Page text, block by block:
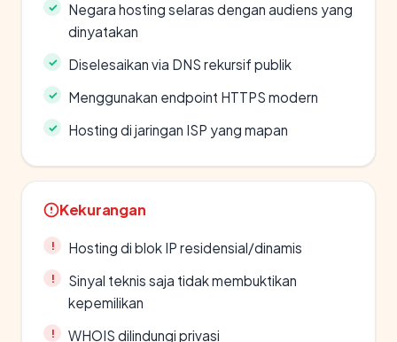
Negara hosting selaras dengan audiens yang
dinyatakan
Diselesaikan via DNS rekursif publik
Menggunakan endpoint HTTPS modern
Hosting di jaringan ISP yang mapan
Kekurangan
Hosting di blok IP residensial/dinamis
Sinyal teknis saja tidak membuktikan
kepemilikan
WHOIS dilindungi privasi